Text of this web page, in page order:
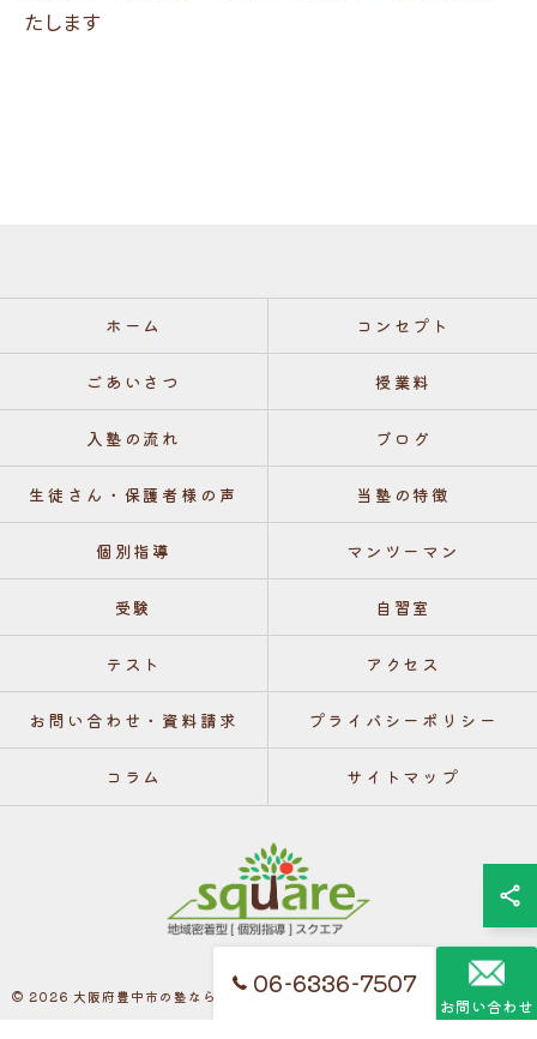
たします
06-6336-7507
お問い合わせ
ホーム コンセプト
ごあいさつ 授業料
入塾の流れ ブログ
生徒さん・保護者様の声 当塾の特徴
個別指導 マンツーマン
受験 自習室
テスト アクセス
お問い合わせ・資料請求 プライバシーポリシー
コラム サイトマップ
© 2026 大阪府豊中市の塾なら個別指導 スクエア ALL RIGHTS RESERVED.